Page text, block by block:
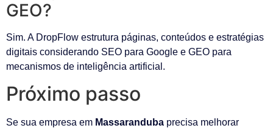
GEO?
Sim. A DropFlow estrutura páginas, conteúdos e estratégias
digitais considerando SEO para Google e GEO para
mecanismos de inteligência artificial.
Próximo passo
Se sua empresa em Massaranduba precisa melhorar